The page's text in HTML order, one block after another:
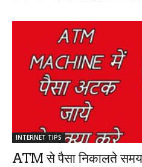
INTERNET TIPS
ATM से पैसा निकालते समय